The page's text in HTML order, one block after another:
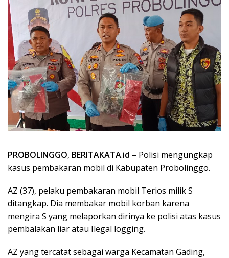
PROBOLINGGO, BERITAKATA.id – Polisi mengungkap
kasus pembakaran mobil di Kabupaten Probolinggo.
AZ (37), pelaku pembakaran mobil Terios milik S
ditangkap. Dia membakar mobil korban karena
mengira S yang melaporkan dirinya ke polisi atas kasus
pembalakan liar atau Ilegal logging.
AZ yang tercatat sebagai warga Kecamatan Gading,